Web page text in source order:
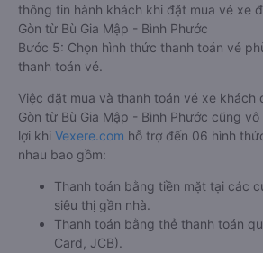
thông tin hành khách khi đặt mua vé xe
Gòn từ Bù Gia Mập - Bình Phước
Bước 5: Chọn hình thức thanh toán vé
thanh toán vé.
Việc đặt mua và thanh toán vé xe khách
Gòn từ Bù Gia Mập - Bình Phước cũng
lợi khi Vexere.com hỗ trợ đến 06 hình
nhau bao gồm:
Thanh toán bằng tiền mặt tại các
siêu thị gần nhà.
Thanh toán bằng thẻ thanh toán
Card, JCB).